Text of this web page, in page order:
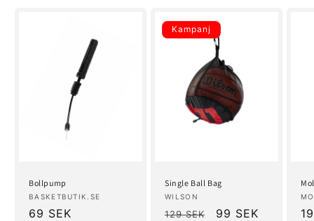
Bollpump
Säljare:
BASKETBUTIK.SE
Ordinarie
69 SEK
Kampanj
Single Ball Bag
Säljare:
WILSON
Ordinarie
129 SEK Försäljningspris
99 SEK